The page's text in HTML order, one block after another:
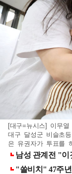
[대구=뉴시스] 이무
대구 달성군 비슬초
은 유권자가 투표를